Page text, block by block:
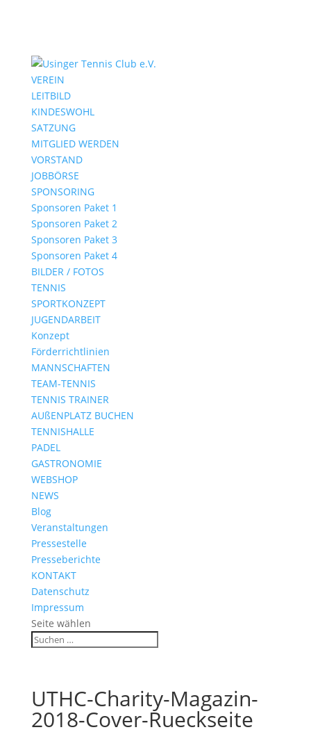
VEREIN
LEITBILD
KINDESWOHL
SATZUNG
MITGLIED WERDEN
VORSTAND
JOBBÖRSE
SPONSORING
Sponsoren Paket 1
Sponsoren Paket 2
Sponsoren Paket 3
Sponsoren Paket 4
BILDER / FOTOS
TENNIS
SPORTKONZEPT
JUGENDARBEIT
Konzept
Förderrichtlinien
MANNSCHAFTEN
TEAM-TENNIS
TENNIS TRAINER
AUßENPLATZ BUCHEN
TENNISHALLE
PADEL
GASTRONOMIE
WEBSHOP
NEWS
Blog
Veranstaltungen
Pressestelle
Presseberichte
KONTAKT
Datenschutz
Impressum
Seite wählen
UTHC-Charity-Magazin-
2018-Cover-Rueckseite